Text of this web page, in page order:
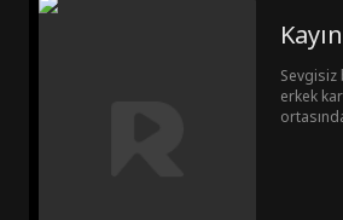
Sevgisiz
erkek